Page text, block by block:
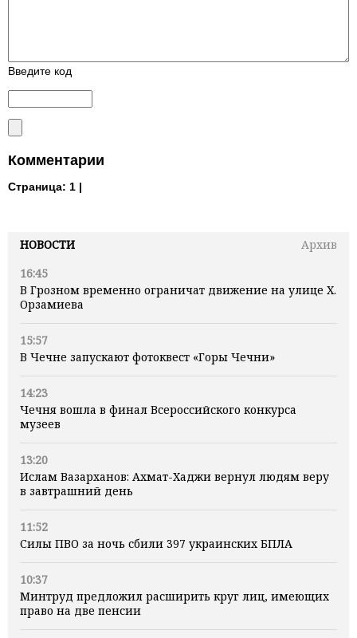
НОВОСТИ
Архив
16:45
В Грозном временно ограничат движение на улице Х.
Орзамиева
15:57
В Чечне запускают фотоквест «Горы Чечни»
14:23
Чечня вошла в финал Всероссийского конкурса
музеев
13:20
Ислам Вазарханов: Ахмат-Хаджи вернул людям веру
в завтрашний день
11:52
Силы ПВО за ночь сбили 397 украинских БПЛА
10:37
Минтруд предложил расширить круг лиц, имеющих
право на две пенсии
Введите код
Комментарии
Страница: 1 |